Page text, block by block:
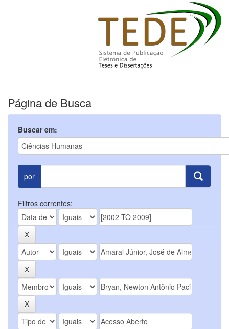
Página de Busca
Buscar em:
por
Filtros correntes: